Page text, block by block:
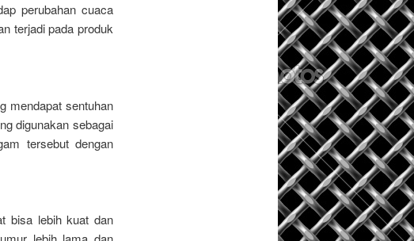
perubahan cuaca
terjadi pada produk
mendapat sentuhan
digunakan sebagai
tersebut dengan
bisa lebih kuat dan